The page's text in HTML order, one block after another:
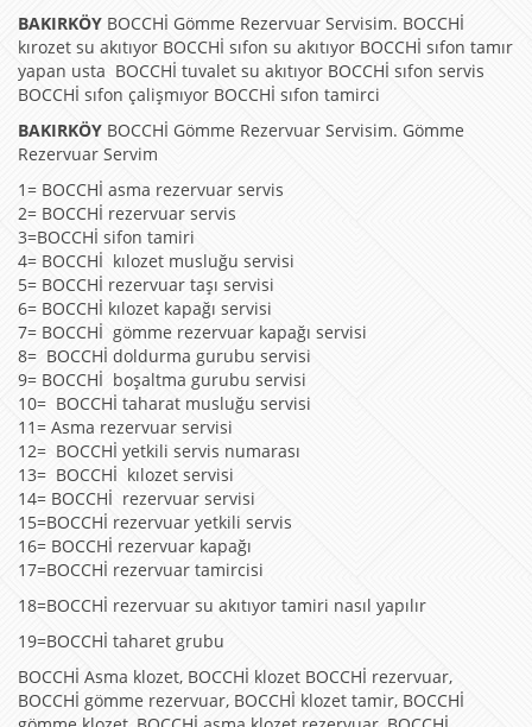
BAKIRKÖY BOCCHİ Gömme Rezervuar Servisim. BOCCHİ
kırozet su akıtıyor BOCCHİ sıfon su akıtıyor BOCCHİ sıfon tamır
yapan usta BOCCHİ tuvalet su akıtıyor BOCCHİ sıfon servis
BOCCHİ sıfon çalişmıyor BOCCHİ sıfon tamirci
BAKIRKÖY BOCCHİ Gömme Rezervuar Servisim. Gömme
Rezervuar Servim
1= BOCCHİ asma rezervuar servis
2= BOCCHİ rezervuar servis
3=BOCCHİ sifon tamiri
4= BOCCHİ kılozet musluğu servisi
5= BOCCHİ rezervuar taşı servisi
6= BOCCHİ kılozet kapağı servisi
7= BOCCHİ gömme rezervuar kapağı servisi
8= BOCCHİ doldurma gurubu servisi
9= BOCCHİ boşaltma gurubu servisi
10= BOCCHİ taharat musluğu servisi
11= Asma rezervuar servisi
12= BOCCHİ yetkili servis numarası
13= BOCCHİ kılozet servisi
14= BOCCHİ rezervuar servisi
15=BOCCHİ rezervuar yetkili servis
16= BOCCHİ rezervuar kapağı
17=BOCCHİ rezervuar tamircisi
18=BOCCHİ rezervuar su akıtıyor tamiri nasıl yapılır
19=BOCCHİ taharet grubu
BOCCHİ Asma klozet, BOCCHİ klozet BOCCHİ rezervuar,
BOCCHİ gömme rezervuar, BOCCHİ klozet tamir, BOCCHİ